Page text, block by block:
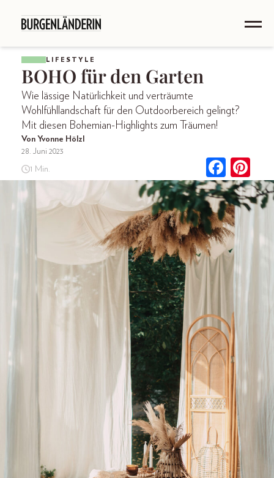
LIFESTYLE
BOHO für den Garten
Wie lässige Natürlichkeit und verträumte
Wohlfühllandschaft für den Outdoorbereich gelingt?
Mit diesen Bohemian-Highlights zum Träumen!
Von Yvonne Hölzl
28. Juni 2023
1 Min.